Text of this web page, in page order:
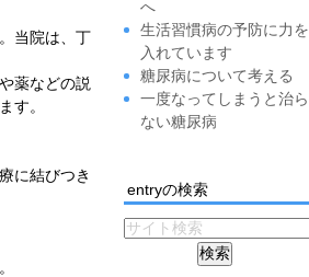
当院は、丁
薬などの説
す。
に結びつき
へ
生活習慣病の予防に力を
入れています
糖尿病について考える
一度なってしまうと治ら
ない糖尿病
entryの検索